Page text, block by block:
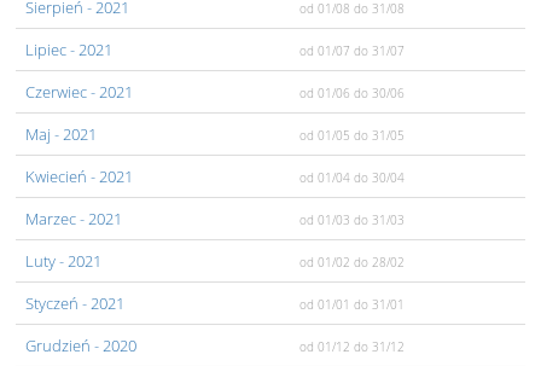
Sierpień - 2021 od 01/08 do 31/08
Lipiec- 2021 od 01/07 do 31/07
Czerwiec- 2021 od 01/06 do 30/06
Maj - 2021 od 01/05 do 31/05
Kwiecień - 2021 od 01/04 do 30/04
Marzec- 2021 od 01/03 do 31/03
Luty- 2021 od 01/02 do 28/02
Styczeń - 2021 od 01/01 do 31/01
Grudzień - 2020 od 01/12 do 31/12